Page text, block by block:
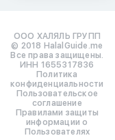
ООО ХАЛЯЛЬ ГРУПП
© 2018 HalalGuide.me
Все права защищены.
ИНН 1655317836
Политика
конфиденциальности
Пользовательское
соглашение
Правилами защиты
информации о
Пользователях